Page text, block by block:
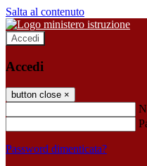
Salta al contenuto
Accedi
Accedi
button close ×
Password dimenticata?